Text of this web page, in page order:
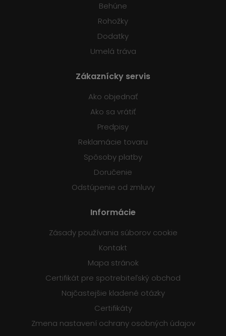
Behúne
Rohožky
Dodatky
Umelá tráva
Zákaznícky servis
Ako objednať
Ako sa vrátiť
Predpisy
Reklamácie tovaru
Spôsoby platby
Doručenie
Odstúpenie od zmluvy
Informácie
Zásady používania súborov cookie
Kontakt
Mapa stránok
Certifikát pre spotrebiteľský obchod
Najčastejšie kladené otázky
Certifikáty
Zmena nastavení ochrany osobných údajov